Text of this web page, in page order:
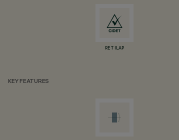
RETILAP
KEY FEATURES